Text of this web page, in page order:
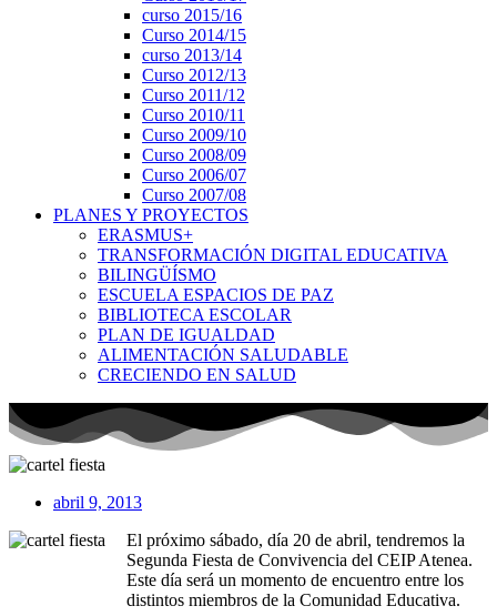
curso 2015/16
Curso 2014/15
curso 2013/14
Curso 2012/13
Curso 2011/12
Curso 2010/11
Curso 2009/10
Curso 2008/09
Curso 2006/07
Curso 2007/08
PLANES Y PROYECTOS
ERASMUS+
TRANSFORMACIÓN DIGITAL EDUCATIVA
BILINGÜÍSMO
ESCUELA ESPACIOS DE PAZ
BIBLIOTECA ESCOLAR
PLAN DE IGUALDAD
ALIMENTACIÓN SALUDABLE
CRECIENDO EN SALUD
abril 9, 2013
El próximo sábado, día 20 de abril, tendremos la
Segunda Fiesta de Convivencia del CEIP Atenea.
Este día será un momento de encuentro entre los
distintos miembros de la Comunidad Educativa.